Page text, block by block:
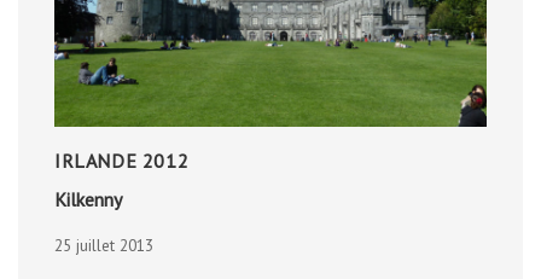
IRLANDE 2012
Kilkenny
25 juillet 2013